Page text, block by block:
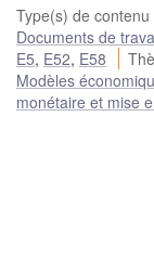
Type(s) de contenu
Documents de
E5, E52, E58
Modèles
monétaire et mise